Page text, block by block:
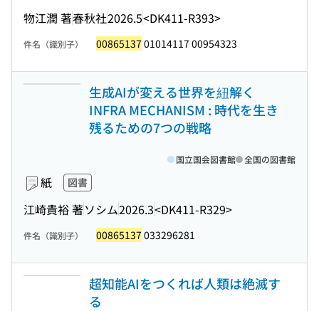
物江潤 著春秋社2026.5<DK411-R393>
件名（識別子） 00865137 01014117 00954323
生成AIが変える世界を紐解く
INFRA MECHANISM : 時代を生き
残るための7つの戦略
紙 図書
江崎貴裕 著ソシム2026.3<DK411-R329>
国立国会図書館 全国の図書館
件名（識別子） 00865137 033296281
超知能AIをつくれば人類は絶滅す
る